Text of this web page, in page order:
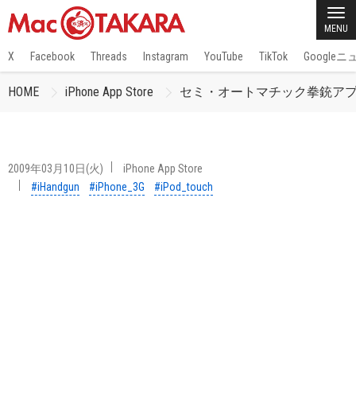
MENU
X Facebook Threads Instagram YouTube TikTok Googleニ
HOME iPhone App Store セミ・オートマチック拳銃ア
2009年03月10日(火)
iPhone App Store
#iHandgun
#iPhone_3G #iPod_touch